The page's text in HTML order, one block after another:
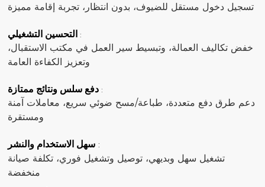
تسجيل دخول مستقل للضيوف، بدون انتظار، تجربة إقامة مميزة
التحسين التشغيلي :
خفض تكاليف العمالة، وتبسيط سير العمل في مكتب الاستقبال،
وتعزيز الكفاءة العامة
دفع سلس ونتائج ممتازة :
دعم طرق دفع متعددة، طباعة/مسح ضوئي سريع، معاملات آمنة
ومستقرة
سهل الاستخدام والنشر :
تشغيل سهل وبديهي، توصيل وتشغيل فوري، تكلفة صيانة
منخفضة